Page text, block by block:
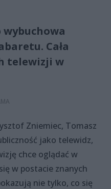
wybuchowa
Cała
telewizji w
Zniemiec, Tomasz
jako telewidz,
chce oglądać w
w postacie znanych
nie tylko, co się